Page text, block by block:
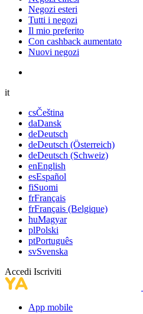
Negozi esteri
Tutti i negozi
Il mio preferito
Con cashback aumentato
Nuovi negozi
it
csČeština
daDansk
deDeutsch
deDeutsch (Österreich)
deDeutsch (Schweiz)
enEnglish
esEspañol
fiSuomi
frFrançais
frFrançais (Belgique)
huMagyar
plPolski
ptPortuguês
svSvenska
Accedi Iscriviti
App mobile